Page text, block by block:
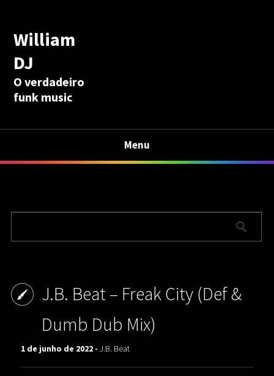
William
DJ
O verdadeiro
funk music
Menu
J.B. Beat ‎– Freak City (Def &
Dumb Dub Mix)
1 de junho de 2022 -J.B. Beat